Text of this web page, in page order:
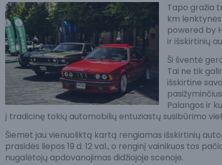
Tapo gražia
km
powered by
ir išskirtinių
Ši šventė
Tai ne tik
išskirtine
Palangos ir
į tradicinę tokių automobilių entuziastų susibūrimo
Šiemet jau vienuoliktą kartą rengiamas išskirtinių
prasidės liepos 19 d. 12 val., o renginį vainikuos tos
nugalėtojų apdovanojimas didžiojoje scenoje.